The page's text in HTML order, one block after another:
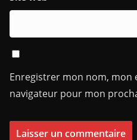
Enregistrer mon nom, mon
navigateur pour mon